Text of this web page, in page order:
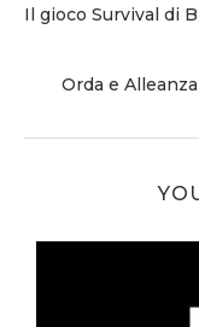
Il gioco Survival di
Orda e